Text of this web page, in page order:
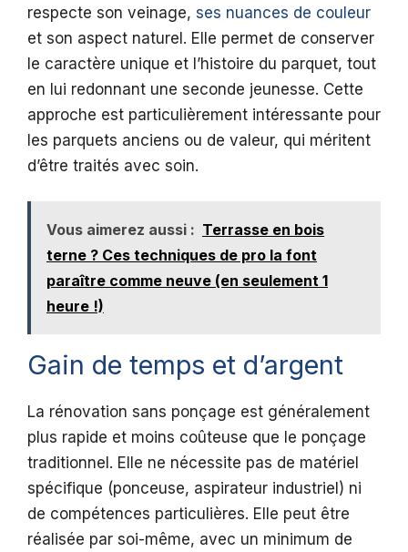
respecte son veinage, ses nuances de couleur
et son aspect naturel. Elle permet de conserver
le caractère unique et l’histoire du parquet, tout
en lui redonnant une seconde jeunesse. Cette
approche est particulièrement intéressante pour
les parquets anciens ou de valeur, qui méritent
d’être traités avec soin.
Vous aimerez aussi : Terrasse en bois
terne ? Ces techniques de pro la font
paraître comme neuve (en seulement 1
heure !)
Gain de temps et d’argent
La rénovation sans ponçage est généralement
plus rapide et moins coûteuse que le ponçage
traditionnel. Elle ne nécessite pas de matériel
spécifique (ponceuse, aspirateur industriel) ni
de compétences particulières. Elle peut être
réalisée par soi-même, avec un minimum de